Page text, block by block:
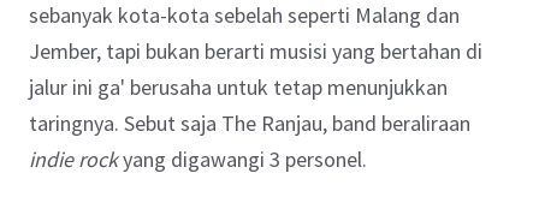
sebanyak kota-kota sebelah seperti Malang dan
Jember, tapi bukan berarti musisi yang bertahan di
jalur ini ga' berusaha untuk tetap menunjukkan
taringnya. Sebut saja The Ranjau, band beraliraan
indie rockyang digawangi 3 personel.